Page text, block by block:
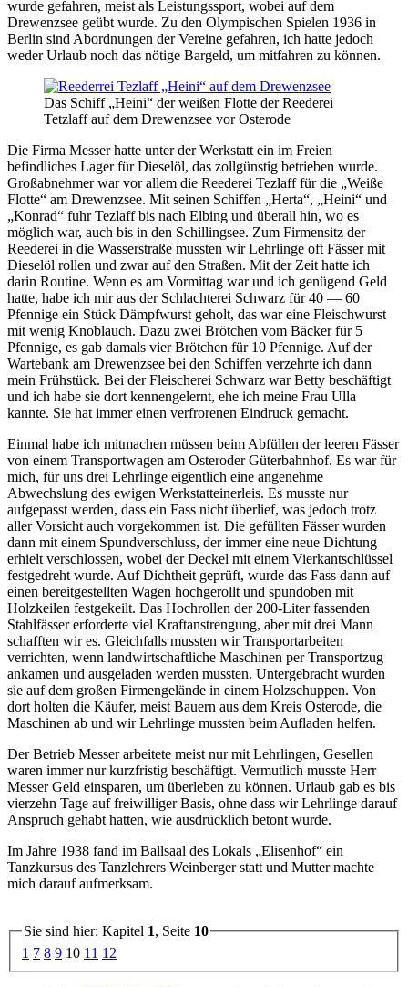
wurde gefahren, meist als Leistungssport, wobei auf dem
Drewenzsee geübt wurde. Zu den Olympischen Spielen 1936 in
Berlin sind Abordnungen der Vereine gefahren, ich hatte jedoch
weder Urlaub noch das nötige Bargeld, um mitfahren zu können.
Das Schiff Heini
der weißen Flotte der Reederei
Tetzlaff auf dem Drewenzsee vor Osterode
Die Firma Messer hatte unter der Werkstatt ein im Freien
befindliches Lager für Dieselöl, das zollgünstig betrieben wurde.
Großabnehmer war vor allem die Reederei Tezlaff für die
Weiße
Flotte
am Drewenzsee. Mit seinen Schiffen Herta , Heini
und
Konrad
fuhr Tezlaff bis nach Elbing und überall hin, wo es
möglich war, auch bis in den Schillingsee. Zum Firmensitz der
Reederei in die Wasserstraße mussten wir Lehrlinge oft Fässer mit
Dieselöl rollen und zwar auf den Straßen. Mit der Zeit hatte ich
darin Routine. Wenn es am Vormittag war und ich genügend Geld
hatte, habe ich mir aus der Schlachterei Schwarz für 40 — 60
Pfennige ein Stück Dämpfwurst geholt, das war eine Fleischwurst
mit wenig Knoblauch. Dazu zwei Brötchen vom Bäcker für 5
Pfennige, es gab damals vier Brötchen für 10 Pfennige. Auf der
Wartebank am Drewenzsee bei den Schiffen verzehrte ich dann
mein Frühstück. Bei der Fleischerei Schwarz war Betty beschäftigt
und ich habe sie dort kennengelernt, ehe ich meine Frau Ulla
kannte. Sie hat immer einen verfrorenen Eindruck gemacht.
Einmal habe ich mitmachen müssen beim Abfüllen der leeren Fässer
von einem Transportwagen am Osteroder Güterbahnhof. Es war für
mich, für uns drei Lehrlinge eigentlich eine angenehme
Abwechslung des ewigen Werkstatteinerleis. Es musste nur
aufgepasst werden, dass ein Fass nicht überlief, was jedoch trotz
aller Vorsicht auch vorgekommen ist. Die gefüllten Fässer wurden
dann mit einem Spundverschluss, der immer eine neue Dichtung
erhielt verschlossen, wobei der Deckel mit einem Vierkantschlüssel
festgedreht wurde. Auf Dichtheit geprüft, wurde das Fass dann auf
einen bereitgestellten Wagen hochgerollt und spundoben mit
Holzkeilen festgekeilt. Das Hochrollen der 200-Liter fassenden
Stahlfässer erforderte viel Kraftanstrengung, aber mit drei Mann
schafften wir es. Gleichfalls mussten wir Transportarbeiten
verrichten, wenn landwirtschaftliche Maschinen per Transportzug
ankamen und ausgeladen werden mussten. Untergebracht wurden
sie auf dem großen Firmengelände in einem Holzschuppen. Von
dort holten die Käufer, meist Bauern aus dem Kreis Osterode, die
Maschinen ab und wir Lehrlinge mussten beim Aufladen helfen.
Der Betrieb Messer arbeitete meist nur mit Lehrlingen, Gesellen
waren immer nur kurzfristig beschäftigt. Vermutlich musste Herr
Messer Geld einsparen, um überleben zu können. Urlaub gab es bis
vierzehn Tage auf freiwilliger Basis, ohne dass wir Lehrlinge darauf
Anspruch gehabt hatten, wie ausdrücklich betont wurde.
Im Jahre 1938 fand im Ballsaal des Lokals
Elisenhof
ein
Tanzkursus des Tanzlehrers Weinberger statt und Mutter machte
mich darauf aufmerksam.
Sie sind hier: Kapitel 1, Seite 10
1 7 8 9 10 11 12